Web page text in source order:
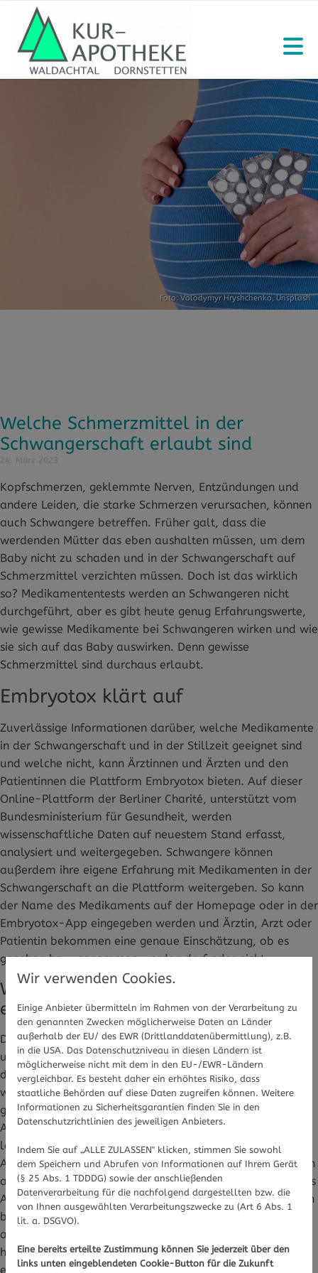
Foto: Volodymyr Hryshchenko,Unsplash
Welche Schmerzmittel in der
Schwangerschaft erlaubt sind
Kopfschmerzen, geklemmte Nerven, Entzündungen und
andere Leiden, die starke Schmerzen verursachen, können
auch Schwangere betreffen. Früher galt, dass die
werdenden Mütter das eben aushalten müssen, um dem
Baby nicht zu schaden und in der Schwangerschaft auf
Schmerzmittel verzichten müssen. Doch ist das wirklich
so? Medikamententests werden an Schwangeren nicht
durchgeführt, aber es gibt heute genug Erfahrungswerte,
wie gewisse Medikamente bei Schwangeren wirken und wie
sie sich auf das Baby auswirken. Denn gewisse
Schmerzmittel sind durchaus erlaubt.
Embryotox klärt auf
Zuverlässige Informationen darüber, welche Medikamente
in der Schwangerschaft und in der Stillzeit geeignet sind
und welche nicht, kann Ärztinnen und Ärzten und den
Patientinnen die Plattform Embryotox bieten. Auf dieser
Online-Plattform der Berliner Charité, unterstützt vom
Bundesministerium für Gesundheit, werden
wissenschaftliche Daten auf neuestem Stand erfasst,
analysiert und weitergegeben. Schwangere können
außerdem ihre eigene Erfahrung mit Medikamenten in der
Schwangerschaft an die Plattform weitergeben. So kann
der Name des Medikaments auf der Homepage oder in der
Embryotox-App eingegeben werden und Ärztin, Arzt oder
Patientin bekommen eine genaue Einschätzung, ob es
gegeben bzw. genommen werden darf oder nicht.
Welches Medikament darf wann
eingenommen werden?
Die Empfehlungen werden getrennt für das erste, zweite
und dritte Trimester angegeben, denn hier kann es sein,
dass in einem Trimester ein Schmerzmittel eingenommen
werden darf, in einem anderen jedoch nicht. Außerdem
gibt es Empfehlungen für die Stillzeit und eventuelle
Alternativen. Wenn eine Schwangere unter Schmerzen
leidet, gilt es jedoch zunächst, die Einnahme von
Arzneimitteln mit der Gynäkologin oder dem Gynäkologen
abzusprechen. So ist zum Beispiel Acetylsalicylsäure - als
Aspirin oder ASS vertrieben - bei Embryotox für die ersten
beiden Trimester nicht als erste Wahl bei Schmerzmitteln
angegeben, im dritten Trimester sollte es, vor allem in
höherer Dosierung, besser nicht eingenommen werden, da
es zu Nierenschäden des Babys kommen kann.
Wir verwenden Cookies.
Einige Anbieter übermitteln im Rahmen von der Verarbeitung zu
den genannten Zwecken möglicherweise Daten an Länder
außerhalb der EU/ des EWR (Drittlanddatenübermittlung), z.B.
in die USA. Das Datenschutzniveau in diesen Ländern ist
möglicherweise nicht mit dem in den EU-/EWR-Ländern
vergleichbar. Es besteht daher ein erhöhtes Risiko, dass
staatliche Behörden auf diese Daten zugreifen können. Weitere
Informationen zu Sicherheitsgarantien finden Sie in den
Datenschutzrichtlinien des jeweiligen Anbieters.
Indem Sie auf „ALLE ZULASSEN" klicken, stimmen Sie sowohl
dem Speichern und Abrufen von Informationen auf Ihrem Gerät
(§ 25 Abs. 1 TDDDG) sowie der anschließenden
Datenverarbeitung für die nachfolgend dargestellten bzw. die
von Ihnen ausgewählten Verarbeitungszwecke zu (Art 6 Abs. 1
lit. a. DSGVO).
Eine bereits erteilte Zustimmung können Sie jederzeit über den
links unten eingeblendeten Cookie-Button für die Zukunft